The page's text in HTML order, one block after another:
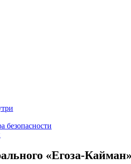
«Егоза-Кайман»